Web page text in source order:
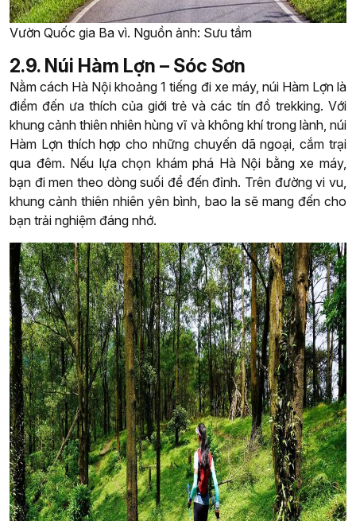
Vườn Quốc gia Ba vì. Nguồn ảnh: Sưu tầm
2.9. Núi Hàm Lợn – Sóc Sơn
Nằm cách Hà Nội khoảng 1 tiếng đi xe máy, núi Hàm Lợn là
điểm đến ưa thích của giới trẻ và các tín đồ trekking. Với
khung cảnh thiên nhiên hùng vĩ và không khí trong lành, núi
Hàm Lợn thích hợp cho những chuyến dã ngoại, cắm trại
qua đêm. Nếu lựa chọn khám phá Hà Nội bằng xe máy,
bạn đi men theo dòng suối để đến đỉnh. Trên đường vi vu,
khung cảnh thiên nhiên yên bình, bao la sẽ mang đến cho
bạn trải nghiệm đáng nhớ.